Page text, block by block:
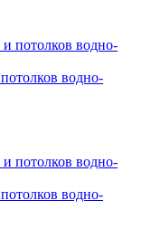
водно-
водно-